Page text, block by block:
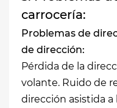
carrocería:
Problemas de
de dirección:
Pérdida de la
volante. Ruido de
dirección asistida a